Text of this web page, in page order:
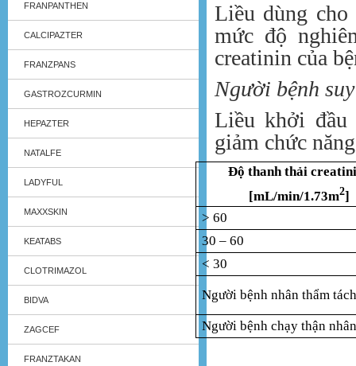
FRANPANTHEN
CALCIPAZTER
FRANZPANS
GASTROZCURMIN
HEPAZTER
NATALFE
LADYFUL
MAXXSKIN
KEATABS
CLOTRIMAZOL
BIDVA
ZAGCEF
FRANZTAKAN
Liều dùng cho
mức độ
creatinin của
Người bệnh
Liều khởi đầu
giảm chức
Độ thanh thải
[mL/min/1.73m2]
> 60
30 – 60
< 30
Người bệnh nhân thẩm
Người bệnh chạy thận